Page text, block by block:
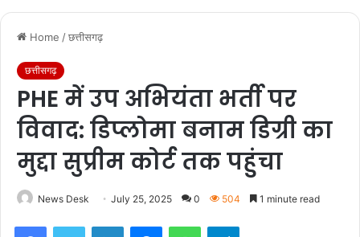
Home /छत्तीसगढ़
छत्तीसगढ़
PHE में उप अभियंता भर्ती पर
विवाद: डिप्लोमा बनाम डिग्री का
मुद्दा सुप्रीम कोर्ट तक पहुंचा
News Desk July 25, 2025 0 504 1 minute read